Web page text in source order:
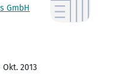
GmbH
2013